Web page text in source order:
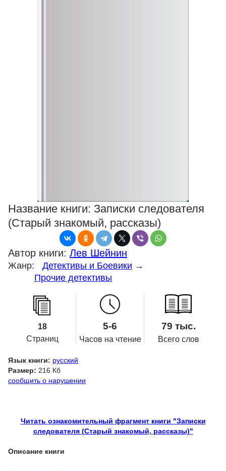
Название книги: Записки следователя
(Старый знакомый, рассказы)
Автор книги: Лев Шейнин
Жанр: Детективы и Боевики →
Прочие детективы
18
Страниц
5-6
Часов на чтение
79 тыс.
Всего слов
Язык книги: русский
Размер: 216 Кб
сообщить о нарушении
Читать ознакомительный фрагмент книги "Записки
следователя (Старый знакомый, рассказы)"
Описание книги